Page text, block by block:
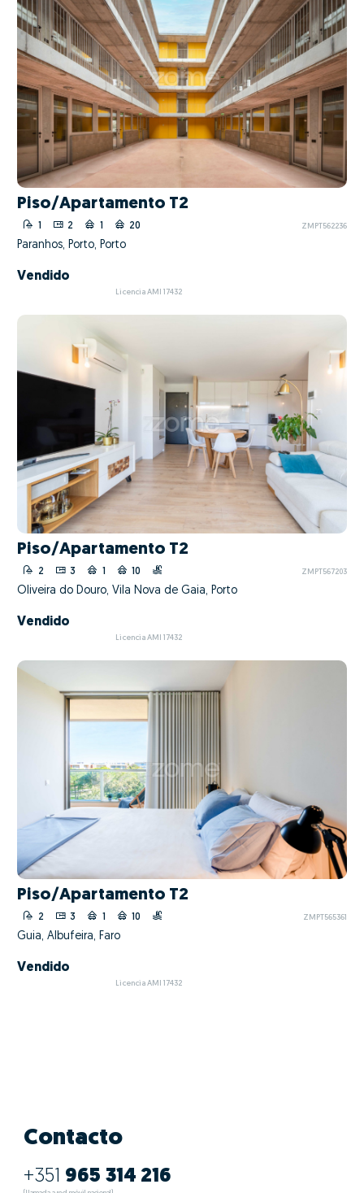
Piso/Apartamento T2
1 2 1 20 ZMPT562236
Paranhos, Porto, Porto
Vendido
Licencia AMI 17432
Piso/Apartamento T2
2 3 1 10 ZMPT567203
Oliveira do Douro, Vila Nova de Gaia, Porto
Vendido
Licencia AMI 17432
Piso/Apartamento T2
2 3 1 10 ZMPT565361
Guia, Albufeira, Faro
Vendido
Licencia AMI 17432
Contacto
+351 965 314 216